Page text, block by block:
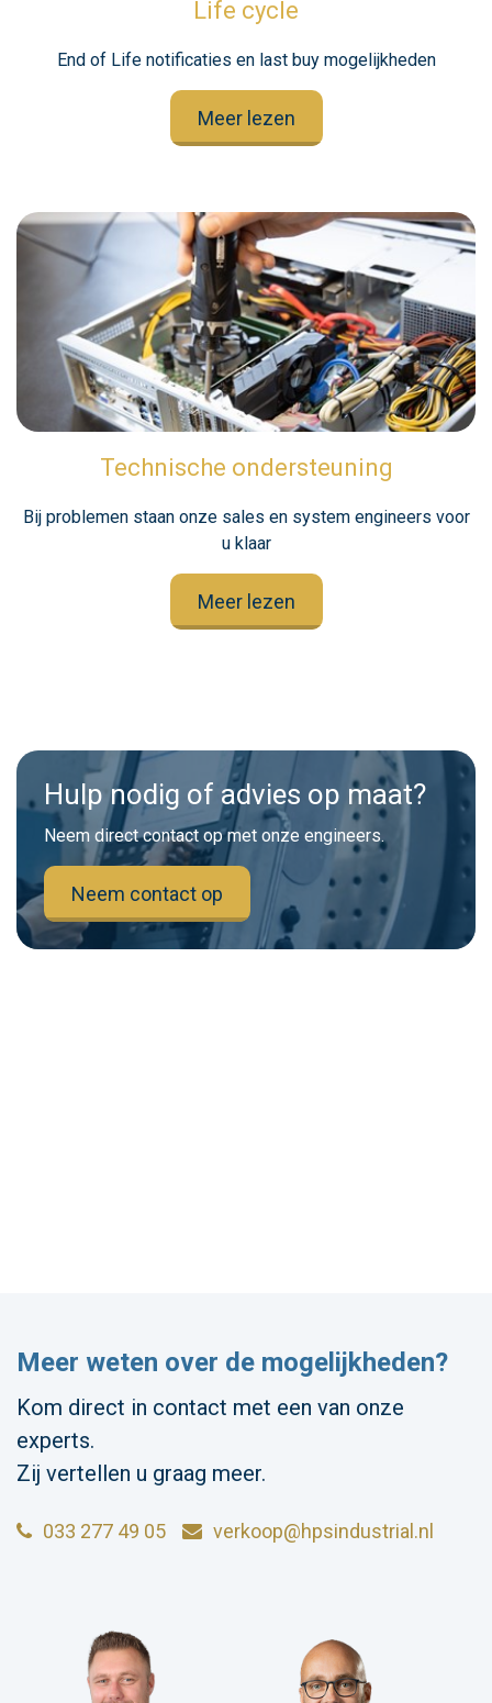
Life cycle
End of Life notificaties en last buy mogelijkheden
Meer lezen
Technische ondersteuning
Bij problemen staan onze sales en system engineers voor
u klaar
Meer lezen
Hulp nodig of advies op maat?
Neem direct contact op met onze engineers.
Neem contact op
Meer weten over de mogelijkheden?
Kom direct in contact met een van onze
experts.
Zij vertellen u graag meer.
033 277 49 05 verkoop@hpsindustrial.nl